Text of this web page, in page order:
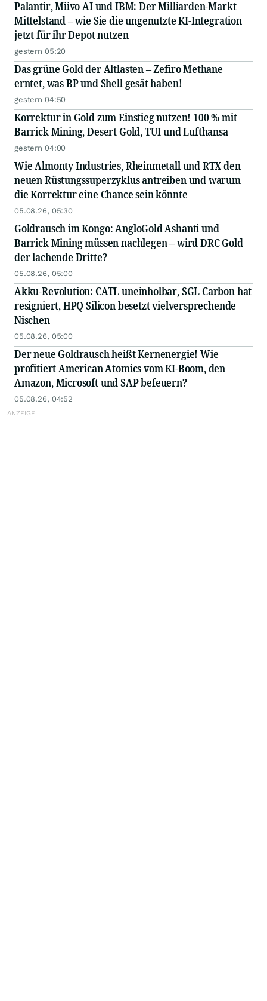
Palantir, Miivo AI und IBM: Der Milliarden-Markt
Mittelstand – wie Sie die ungenutzte KI-Integration
jetzt für ihr Depot nutzen
gestern 05:20
Das grüne Gold der Altlasten – Zefiro Methane
erntet, was BP und Shell gesät haben!
gestern 04:50
Korrektur in Gold zum Einstieg nutzen! 100 % mit
Barrick Mining, Desert Gold, TUI und Lufthansa
gestern 04:00
Wie Almonty Industries, Rheinmetall und RTX den
neuen Rüstungssuperzyklus antreiben und warum
die Korrektur eine Chance sein könnte
05.08.26, 05:30
Goldrausch im Kongo: AngloGold Ashanti und
Barrick Mining müssen nachlegen – wird DRC Gold
der lachende Dritte?
05.08.26, 05:00
Akku-Revolution: CATL uneinholbar, SGL Carbon hat
resigniert, HPQ Silicon besetzt vielversprechende
Nischen
05.08.26, 05:00
Der neue Goldrausch heißt Kernenergie! Wie
profitiert American Atomics vom KI-Boom, den
Amazon, Microsoft und SAP befeuern?
05.08.26, 04:52